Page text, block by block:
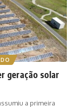
geração solar
a primeira